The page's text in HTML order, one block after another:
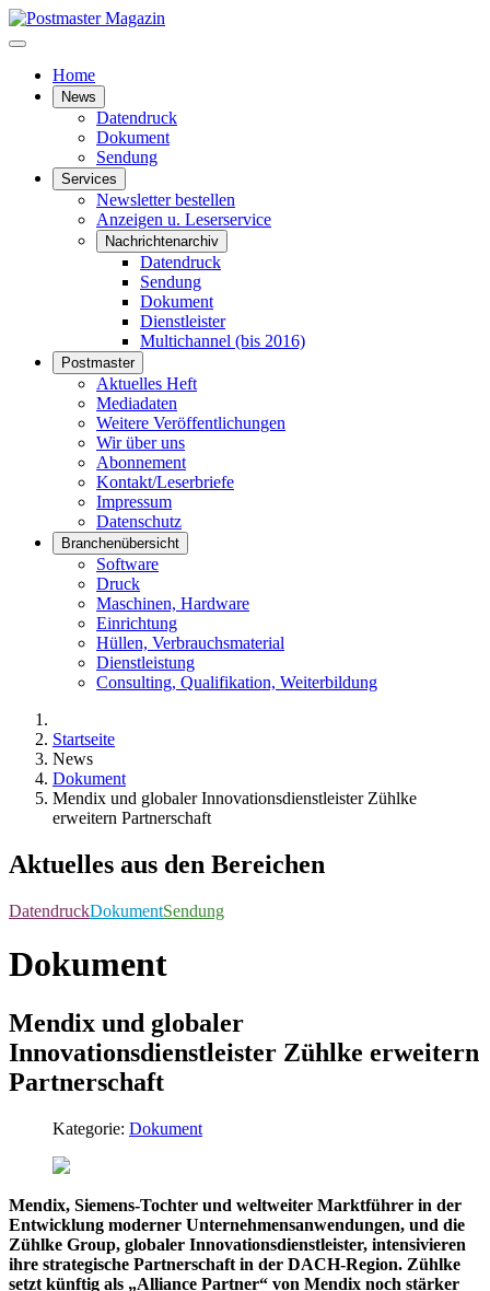
Home
News
Datendruck
Dokument
Sendung
Services
Newsletter bestellen
Anzeigen u. Leserservice
Nachrichtenarchiv
Datendruck
Sendung
Dokument
Dienstleister
Multichannel (bis 2016)
Postmaster
Aktuelles Heft
Mediadaten
Weitere Veröffentlichungen
Wir über uns
Abonnement
Kontakt/Leserbriefe
Impressum
Datenschutz
Branchenübersicht
Software
Druck
Maschinen, Hardware
Einrichtung
Hüllen, Verbrauchsmaterial
Dienstleistung
Consulting, Qualifikation, Weiterbildung
Startseite
News
Dokument
Mendix und globaler Innovationsdienstleister Zühlke
erweitern Partnerschaft
Aktuelles aus den Bereichen
DatendruckDokumentSendung
Dokument
Mendix und globaler
Innovationsdienstleister Zühlke erweitern
Partnerschaft
Kategorie: Dokument
Mendix, Siemens-Tochter und weltweiter Marktführer in der
Entwicklung moderner Unternehmensanwendungen, und die
Zühlke Group, globaler Innovationsdienstleister, intensivieren
ihre strategische Partnerschaft in der DACH-Region. Zühlke
setzt künftig als „Alliance Partner“ von Mendix noch stärker